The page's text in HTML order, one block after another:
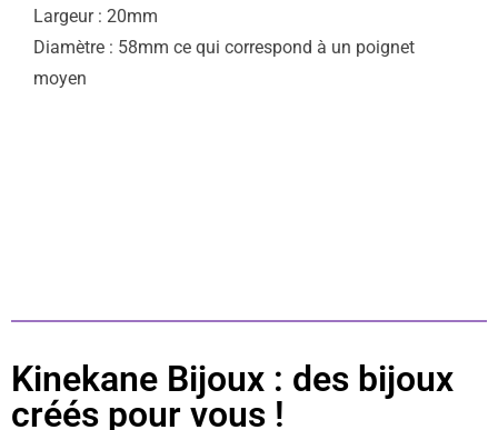
Largeur : 20mm
Diamètre : 58mm ce qui correspond à un poignet
moyen
Kinekane Bijoux : des bijoux
créés pour vous !